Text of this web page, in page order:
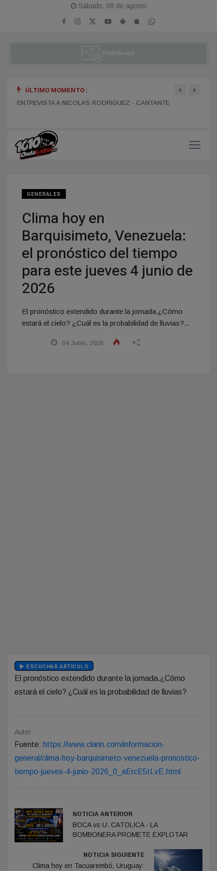
Sábado, 08 de agosto
ÚLTIMO MOMENTO :
ENTREVISTA A DANIEL DARTIGUELONGUE - FUNDADOR DE
‹ ›
GENERALES
Clima hoy en
Barquisimeto, Venezuela:
el pronóstico del tiempo
para este jueves 4 junio de
2026
El pronóstico extendido durante la jornada.¿Cómo
estará el cielo? ¿Cuál es la probabilidad de lluvias?...
04 Junio, 2026
ESCUCHAR ARTÍCULO
El pronóstico extendido durante la jornada.¿Cómo
estará el cielo? ¿Cuál es la probabilidad de lluvias?
Autor:
Fuente: https://www.clarin.com/informacion-
general/clima-hoy-barquisimeto-venezuela-pronostico-
tiempo-jueves-4-junio-2026_0_aErcE5tLvE.html
NOTICIA ANTERIOR
BOCA vs U. CATOLICA - LA
BOMBONERA PROMETE EXPLOTAR
NOTICIA SIGUIENTE
Clima hoy en Tacuarembó, Uruguay: